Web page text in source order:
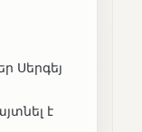
Սերգեյ
է